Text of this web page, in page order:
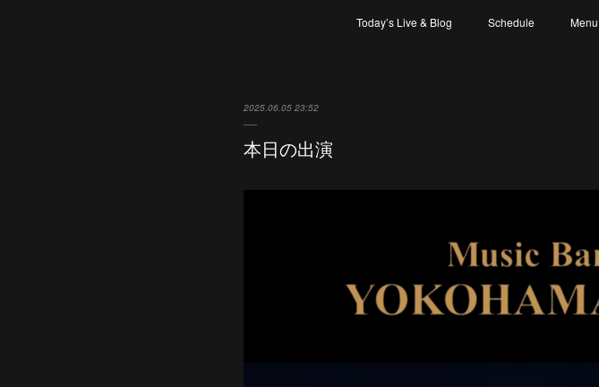
Today’s Live & Blog Schedule Menu
2025.06.05 23:52
本日の出演